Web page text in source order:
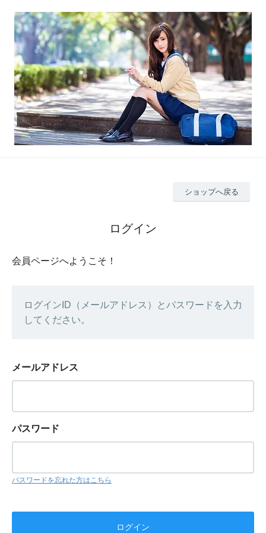
ショップへ戻る
ログイン
会員ページへようこそ！
ログインID（メールアドレス）とパスワードを入力
してください。
メールアドレス
パスワード
パスワードを忘れた方はこちら